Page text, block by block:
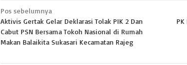
Navigasi
pos
Pos sebelumnya
Aktivis Gertak Gelar Deklarasi Tolak PIK 2 Dan
Cabut PSN Bersama Tokoh Nasional di Rumah
Makan Balaikita Sukasari Kecamatan Rajeg